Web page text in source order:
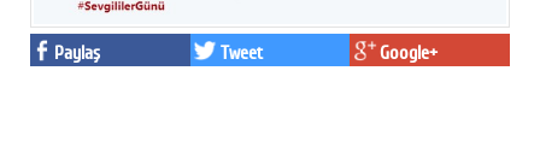
Paylaş Tweet Google+